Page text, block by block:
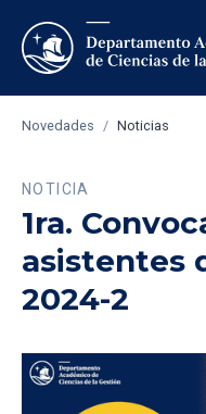
Novedades / Noticias
NOTICIA
1ra.
asistentes
2024-2